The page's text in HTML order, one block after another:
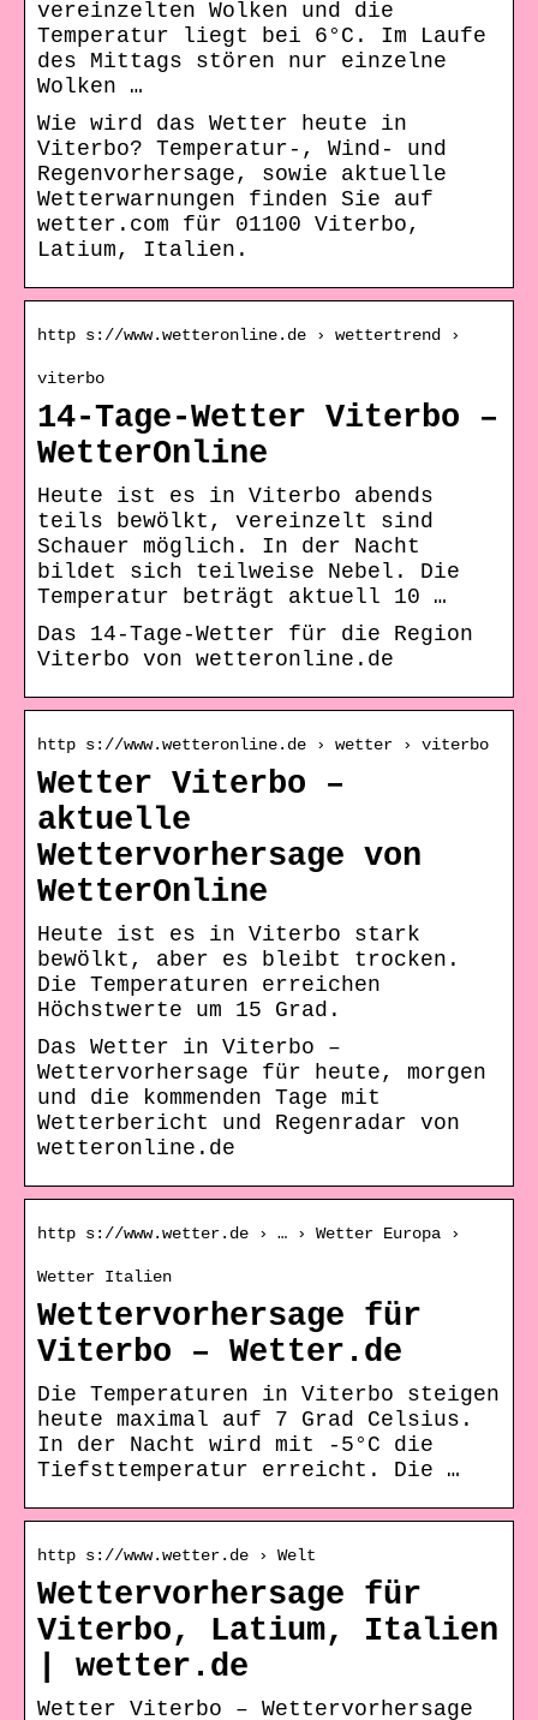
vereinzelten Wolken und die
Temperatur liegt bei 6°C. Im Laufe
des Mittags stören nur einzelne
Wolken …
Wie wird das Wetter heute in
Viterbo? Temperatur-, Wind- und
Regenvorhersage, sowie aktuelle
Wetterwarnungen finden Sie auf
wetter.com für 01100 Viterbo,
Latium, Italien.
http s://www.wetteronline.de › wettertrend ›
viterbo
14-Tage-Wetter Viterbo –
WetterOnline
Heute ist es in Viterbo abends
teils bewölkt, vereinzelt sind
Schauer möglich. In der Nacht
bildet sich teilweise Nebel. Die
Temperatur beträgt aktuell 10 …
Das 14-Tage-Wetter für die Region
Viterbo von wetteronline.de
http s://www.wetteronline.de › wetter › viterbo
Wetter Viterbo –
aktuelle
Wettervorhersage von
WetterOnline
Heute ist es in Viterbo stark
bewölkt, aber es bleibt trocken.
Die Temperaturen erreichen
Höchstwerte um 15 Grad.
Das Wetter in Viterbo –
Wettervorhersage für heute, morgen
und die kommenden Tage mit
Wetterbericht und Regenradar von
wetteronline.de
http s://www.wetter.de › … › Wetter Europa ›
Wetter Italien
Wettervorhersage für
Viterbo – Wetter.de
Die Temperaturen in Viterbo steigen
heute maximal auf 7 Grad Celsius.
In der Nacht wird mit -5°C die
Tiefsttemperatur erreicht. Die …
http s://www.wetter.de › Welt
Wettervorhersage für
Viterbo, Latium, Italien
| wetter.de
Wetter Viterbo – Wettervorhersage